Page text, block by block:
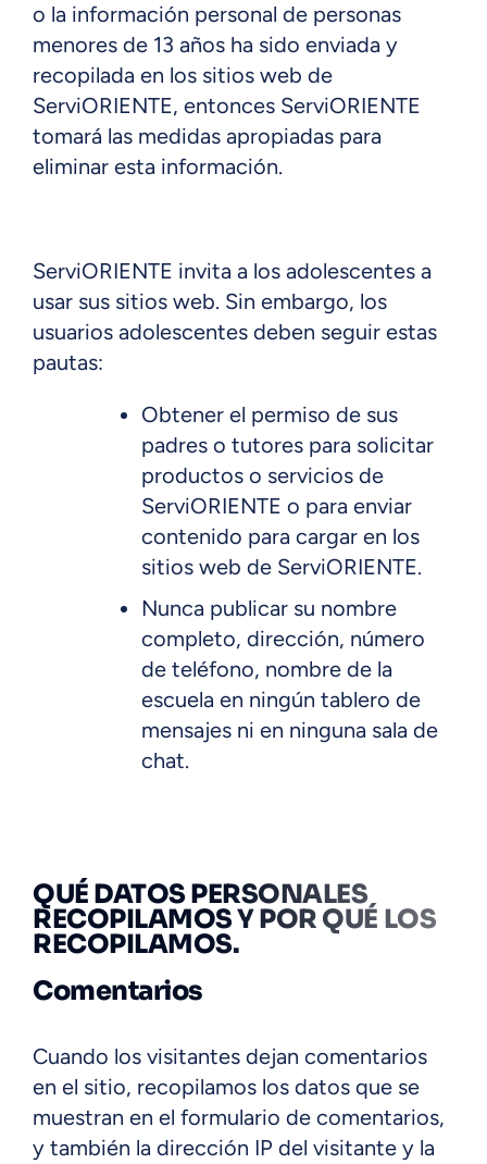
o la información personal de personas
menores de 13 años ha sido enviada y
recopilada en los sitios web de
ServiORIENTE, entonces ServiORIENTE
tomará las medidas apropiadas para
eliminar esta información.
ServiORIENTE invita a los adolescentes a
usar sus sitios web. Sin embargo, los
usuarios adolescentes deben seguir estas
pautas:
Obtener el permiso de sus
padres o tutores para solicitar
productos o servicios de
ServiORIENTE o para enviar
contenido para cargar en los
sitios web de ServiORIENTE.
Nunca publicar su nombre
completo, dirección, número
de teléfono, nombre de la
escuela en ningún tablero de
mensajes ni en ninguna sala de
chat.
QUÉ DATOS PERSONALES
RECOPILAMOS Y POR QUÉ LOS
RECOPILAMOS.
Comentarios
Cuando los visitantes dejan comentarios
en el sitio, recopilamos los datos que se
muestran en el formulario de comentarios,
y también la dirección IP del visitante y la